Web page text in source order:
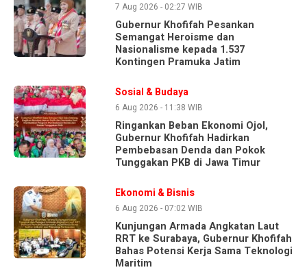
7 Aug 2026 - 02:27 WIB
Gubernur Khofifah Pesankan
Semangat Heroisme dan
Nasionalisme kepada 1.537
Kontingen Pramuka Jatim
Sosial & Budaya
6 Aug 2026 - 11:38 WIB
Ringankan Beban Ekonomi Ojol,
Gubernur Khofifah Hadirkan
Pembebasan Denda dan Pokok
Tunggakan PKB di Jawa Timur
Ekonomi & Bisnis
6 Aug 2026 - 07:02 WIB
Kunjungan Armada Angkatan Laut
RRT ke Surabaya, Gubernur Khofifah
Bahas Potensi Kerja Sama Teknologi
Maritim